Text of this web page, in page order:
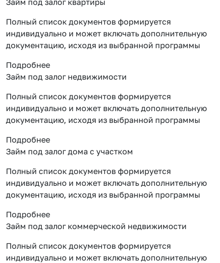
Полный список документов формируется
индивидуально и может включать дополнительную
документацию, исходя из выбранной программы
Подробнее
Займ под залог недвижимости
Полный список документов формируется
индивидуально и может включать дополнительную
документацию, исходя из выбранной программы
Подробнее
Займ под залог дома с участком
Полный список документов формируется
индивидуально и может включать дополнительную
документацию, исходя из выбранной программы
Подробнее
Займ под залог коммерческой недвижимости
Полный список документов формируется
индивидуально и может включать дополнительную